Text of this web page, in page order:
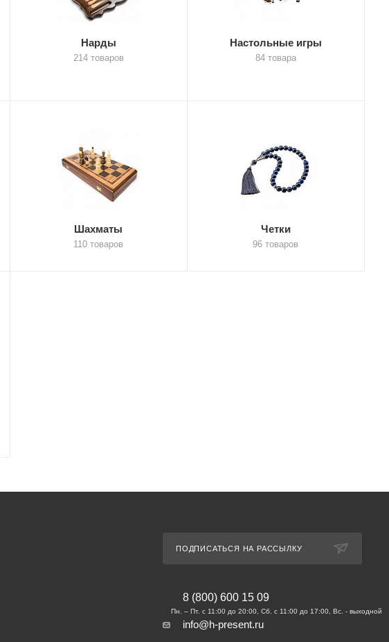
Нарды
214 товаров
Настольные игры
84 товара
Шахматы
110 товаров
Четки
96 товаров
ПОДПИСАТЬСЯ НА РАССЫЛКУ
8 (800) 600 15 09
info@h-present.ru